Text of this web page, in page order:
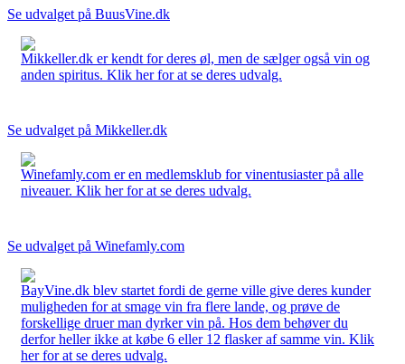
Se udvalget på BuusVine.dk
Mikkeller.dk er kendt for deres øl, men de sælger også vin og
anden spiritus. Klik her for at se deres udvalg.
Se udvalget på Mikkeller.dk
Winefamly.com er en medlemsklub for vinentusiaster på alle
niveauer. Klik her for at se deres udvalg.
Se udvalget på Winefamly.com
BayVine.dk blev startet fordi de gerne ville give deres kunder
muligheden for at smage vin fra flere lande, og prøve de
forskellige druer man dyrker vin på. Hos dem behøver du
derfor heller ikke at købe 6 eller 12 flasker af samme vin. Klik
her for at se deres udvalg.